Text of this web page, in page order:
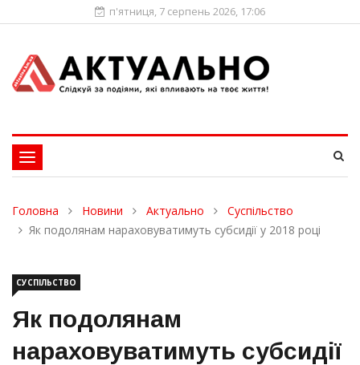
п'ятниця, 7 серпень 2026, 17:06
Toggle
navigation
Головна Новини Актуально
Суспільство
Як подолянам нараховуватимуть субсидії у 2018 році
СУСПІЛЬСТВО
Як подолянам
нараховуватимуть субсидії